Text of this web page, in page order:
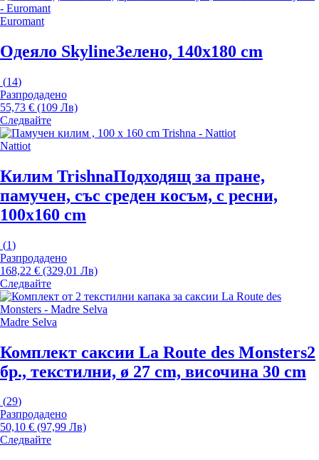
Euromant
Одеяло SkylineЗелено, 140x180 cm
(14)
Разпродадено
55,73 € (109 Лв)
Следвайте
Nattiot
Килим TrishnaПодходящ за пране,
памучен, със среден косъм, с ресни,
100x160 cm
(1)
Разпродадено
168,22 € (329,01 Лв)
Следвайте
Madre Selva
Комплект саксии La Route des Monsters2
бр., текстилни, ø 27 cm, височина 30 cm
(29)
Разпродадено
50,10 € (97,99 Лв)
Следвайте